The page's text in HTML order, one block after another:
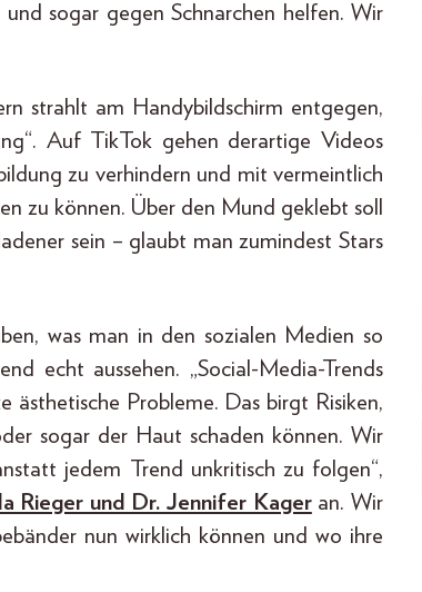
sogar gegen Schnarchen helfen. Wir
strahlt am Handybildschirm entgegen,
Auf TikTok gehen derartige Videos
zu verhindern und mit vermeintlich
zu können. Über den Mund geklebt soll
sein – glaubt man zumindest Stars
was man in den sozialen Medien so
echt aussehen. „Social-Media-Trends
ästhetische Probleme. Das birgt Risiken,
sogar der Haut schaden können. Wir
jedem Trend unkritisch zu folgen“,
Rieger und Dr. Jennifer Kageran. Wir
nun wirklich können und wo ihre